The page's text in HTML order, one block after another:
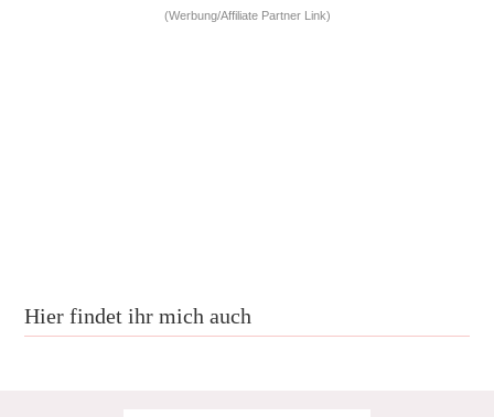
(Werbung/Affiliate Partner Link)
Hier findet ihr mich auch